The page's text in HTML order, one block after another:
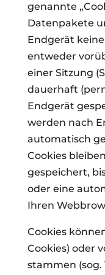
genannte
Datenpakete
Endgerät
entweder
einer Sitzung
dauerhaft
Endgerät
werden nach
automatisch
Cookies
gespeichert,
oder eine
Ihren
Cookies
Cookies) oder
stammen (sog.